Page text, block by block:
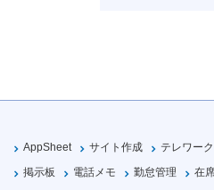
AppSheet サイト作成
テレワーク
掲示板
電話メモ 勤怠管理
在